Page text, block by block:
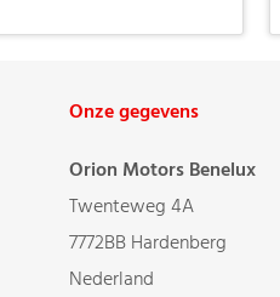
Onze gegevens
Orion Motors Benelux
Twenteweg 4A
7772BB Hardenberg
Nederland